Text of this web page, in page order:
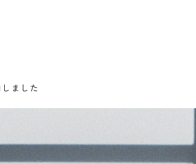
ました